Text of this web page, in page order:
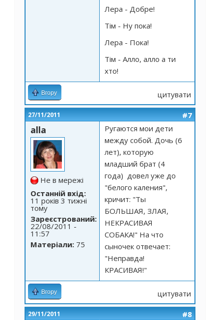
Лера - Добре!
Тім - Ну пока!
Лера - Пока!
Тім - Алло, алло а ти
хто!
Вгору цитувати
27/11/2011 #7
alla
Не в мережі
Останній вхід:
11 років 3 тижні
тому
Зареєстрований:
22/08/2011 -
11:57
Матеріали: 75
Ругаются мои дети
между собой. Дочь (6
лет), которую
младший брат (4
года) довел уже до
"белого каления",
кричит: "Ты
БОЛЬШАЯ, ЗЛАЯ,
НЕКРАСИВАЯ
СОБАКА!" На что
сыночек отвечает:
"Неправда!
КРАСИВАЯ!"
Вгору цитувати
29/11/2011 #8